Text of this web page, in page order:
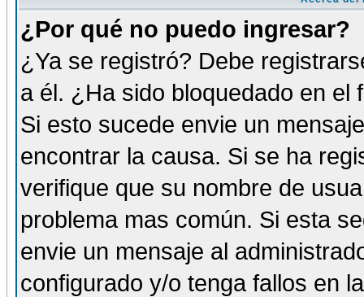
¿Por qué no puedo ingresar?
¿Ya se registró? Debe
a él. ¿Ha sido bloquedado en
Si esto sucede envie un
encontrar la causa. Si se ha
verifique que su nombre de
problema mas común. Si esta
envie un mensaje al
configurado y/o tenga fallos en